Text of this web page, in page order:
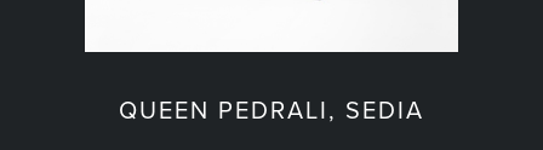
QUEEN PEDRALI, SEDIA